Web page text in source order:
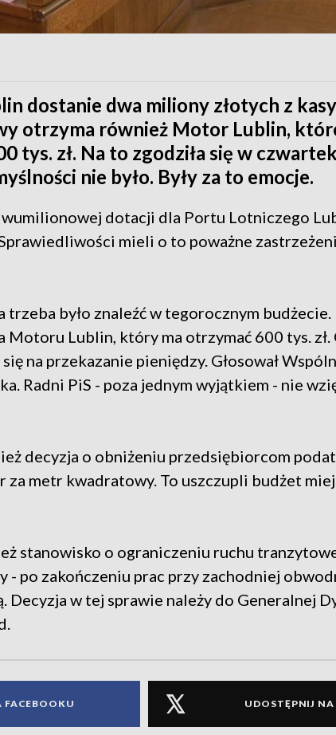
dostanie dwa miliony złotych z
otrzyma również Motor Lublin,
tys. zł. Na to zgodziła się w
nie było. Były za to emocje.
dotacji dla Portu Lotniczego
mieli o to poważne
było znaleźć w tegorocznym
Motoru Lublin, który ma otrzymać 600 tys.
na przekazanie pieniędzy. Głosował
Radni PiS - poza jednym wyjątkiem - nie
decyzja o obniżeniu przedsiębiorcom
za metr kwadratowy. To uszczupli budżet
stanowisko o ograniczeniu ruchu
- po zakończeniu prac przy zachodniej
Decyzja w tej sprawie należy do Generalnej
FACEBOOKU UDOSTĘPNIJ NA